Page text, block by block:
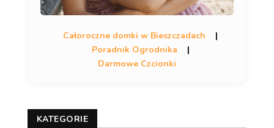
Całoroczne domki w Bieszczadach
|
Poradnik Ogrodnika
|
Darmowe Czcionki
KATEGORIE